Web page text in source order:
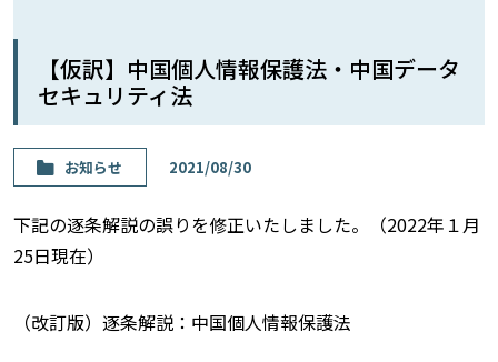
【仮訳】中国個人情報保護法・中国データ
セキュリティ法
お知らせ 2021/08/30
下記の逐条解説の誤りを修正いたしました。（2022年１月
25日現在）
（改訂版）逐条解説：中国個人情報保護法